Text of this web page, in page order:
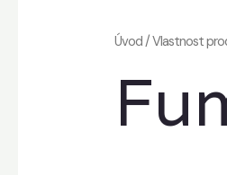
Úvod/ Vlastnost